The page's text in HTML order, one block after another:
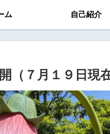
ム 自己紹介
（７月１９日現在